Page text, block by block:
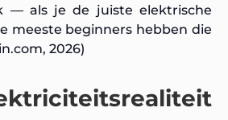
— als je de juiste elektrische
meeste beginners hebben die
2026)